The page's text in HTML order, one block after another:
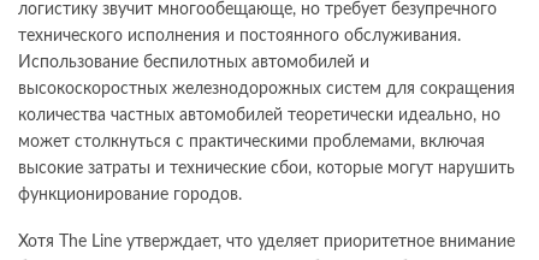
логистику звучит многообещающе, но требует безупречного
технического исполнения и постоянного обслуживания.
Использование беспилотных автомобилей и
высокоскоростных железнодорожных систем для сокращения
количества частных автомобилей теоретически идеально, но
может столкнуться с практическими проблемами, включая
высокие затраты и технические сбои, которые могут нарушить
функционирование городов.
Хотя The Line утверждает, что уделяет приоритетное внимание